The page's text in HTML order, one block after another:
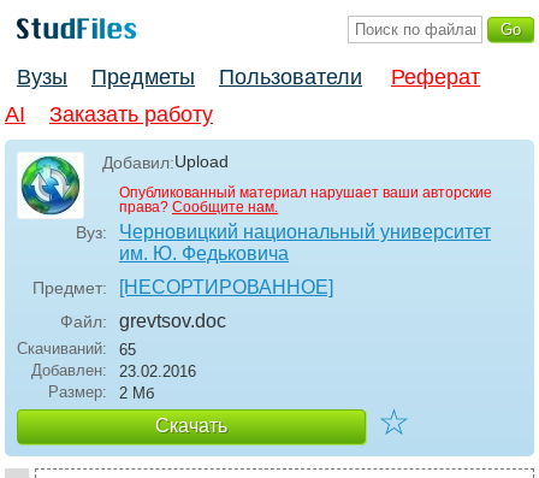
Вузы Предметы Пользователи
Реферат
AI
Заказать работу
Добавил:Upload
Опубликованный материал нарушает ваши авторские
права? Сообщите нам.
Вуз:
Черновицкий национальный университет
им. Ю. Федьковича
Предмет: [НЕСОРТИРОВАННОЕ]
Файл: grevtsov.doc
Скачиваний:
65
Добавлен:
23.02.2016
Размер:
2 Мб
Скачать ☆